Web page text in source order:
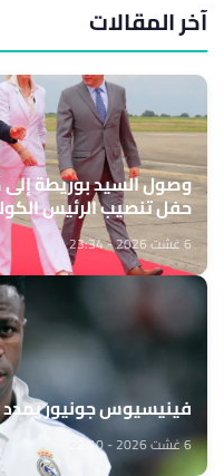
آخر المقالات
وصول السيد بوريطة إلى
حفل تنصيب الرئيس
6 غشت 2026 - 23:34
فينيسيوس جونيور يمدد
6 غشت 2026 - 22:10